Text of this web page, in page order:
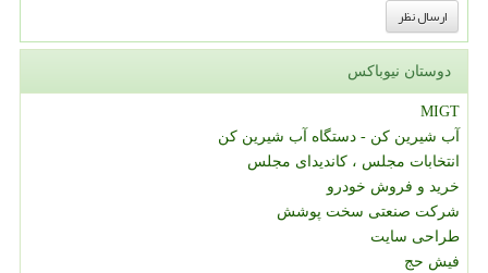
دوستان نیوباکس
MIGT
آب شیرین کن - دستگاه آب شیرین کن
انتخابات مجلس ، کاندیدای مجلس
خرید و فروش خودرو
شرکت صنعتی سخت پوشش
طراحی سایت
فیش حج